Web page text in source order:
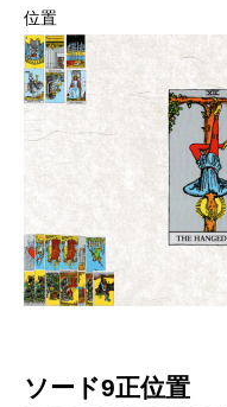
位置
ソード9正位置